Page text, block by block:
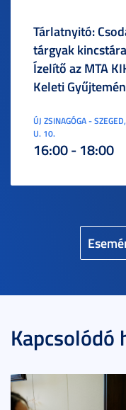
Tárlatnyitó:
tárgyak
Ízelítő az MTA
Keleti
ÚJ ZSINAGÓGA -
U. 10.
16:00 - 18:00
Kapcsolódó